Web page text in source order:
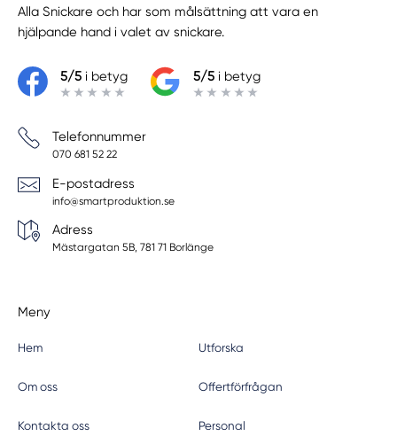
Alla Snickare och har som målsättning att vara en
hjälpande hand i valet av snickare.
5/5i betyg 5/5i betyg
Telefonnummer
070 681 52 22
E-postadress
info@smartproduktion.se
Adress
Mästargatan 5B, 781 71 Borlänge
Meny
Hem Utforska
Om oss Offertförfrågan
Kontakta oss Personal